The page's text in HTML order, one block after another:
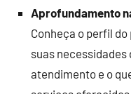
Aprofundamento
Conheça o perfil
suas necessidades
atendimento e o